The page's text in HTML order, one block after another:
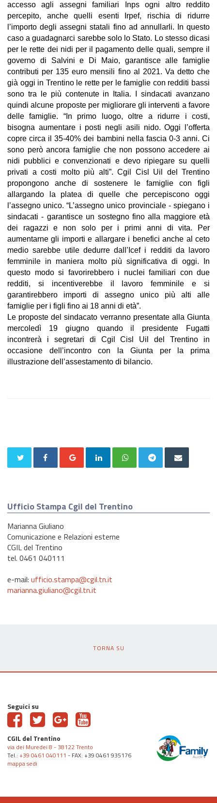
accesso agli assegni familiari Inps ogni altro reddito
percepito, anche quelli esenti Irpef, rischia di ridurre
l’importo degli assegni statali fino ad annullarli. In questo
caso a guadagnarci sarebbe solo lo Stato. Lo stesso dicasi
per le rette dei nidi per il pagamento delle quali, sempre il
governo di Salvini e Di Maio, garantisce alle famiglie
contributi per 135 euro mensili fino al 2021. Va detto che
già oggi in Trentino le rette per le famiglie con redditi bassi
sono tra le più contenute in Italia. I sindacati avanzano
quindi alcune proposte per migliorare gli interventi a favore
delle famiglie. “In primo luogo, oltre a ridurre i costi,
bisogna aumentare i posti negli asili nido. Oggi l’offerta
copre circa il 35-40% dei bambini nella fascia 0-3 anni. Ci
sono però ancora famiglie che non possono accedere ai
nidi pubblici e convenzionati e devo ripiegare su quelli
privati a costi molto più alti”. Cgil Cisl Uil del Trentino
propongono anche di sostenere le famiglie con figli
allargando la platea di quelle che percepiscono oggi
l’assegno unico. “L’assegno unico provinciale - spiegano i
sindacati - garantisce un sostegno fino alla maggiore età
dei ragazzi e non solo per i primi anni di vita. Per
aumentarne gli importi e allargare i benefici anche al ceto
medio sarebbe utile dedurre dall’Icef i redditi da lavoro
femminile in maniera molto più significativa di oggi. In
questo modo si favorirebbero i nuclei familiari con due
redditi, si incentiverebbe il lavoro femminile e si
garantirebbero importi di assegno unico più alti alle
famiglie per i figli fino ai 18 anni di età”.
Le proposte del sindacato verranno presentate alla Giunta
mercoledì 19 giugno quando il presidente Fugatti
incontrerà i segretari di Cgil Cisl Uil del Trentino in
occasione dell’incontro con la Giunta per la prima
illustrazione dell’assestamento di bilancio.
Ufficio Stampa Cgil del Trentino
Marianna Giuliano
Comunicazione e Relazioni esterne
CGIL del Trentino
tel. 0461 040111
e-mail: ufficio.stampa@cgil.tn.it
marianna.giuliano@cgil.tn.it
TORNA SU
Seguici su
CGIL del Trentino
via dei Muredei 8 - 38122 Trento
Tel.: +39 0461 040111 - FAX: +39 0461 935176
mappa sedi